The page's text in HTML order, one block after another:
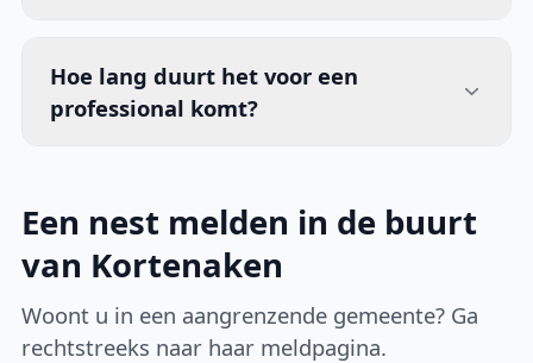
Hoe lang duurt het voor een
professional komt?
Een nest melden in de buurt
van Kortenaken
Woont u in een aangrenzende gemeente? Ga
rechtstreeks naar haar meldpagina.